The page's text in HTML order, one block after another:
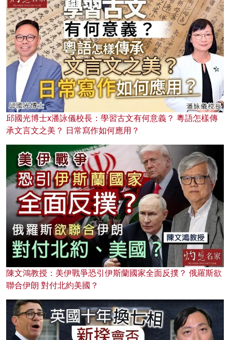
邱國光博士x潘詠儀校長：學習古文有何意義？ 粵語怎樣傳
承文言文之美？ 日常寫作如何應用？
陳文鴻教授：美伊戰爭恐引伊斯蘭國家全面反撲？ 俄羅斯欲
聯合伊朗 對付北約美國？